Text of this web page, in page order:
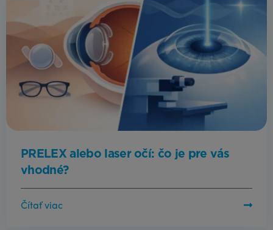
PRELEX alebo laser očí: čo je pre vás
vhodné?
Čítať viac